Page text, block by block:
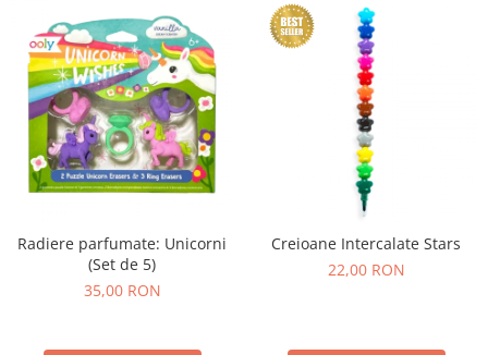
Radiere parfumate: Unicorni
(Set de 5)
35,00 RON
Creioane Intercalate Stars
22,00 RON